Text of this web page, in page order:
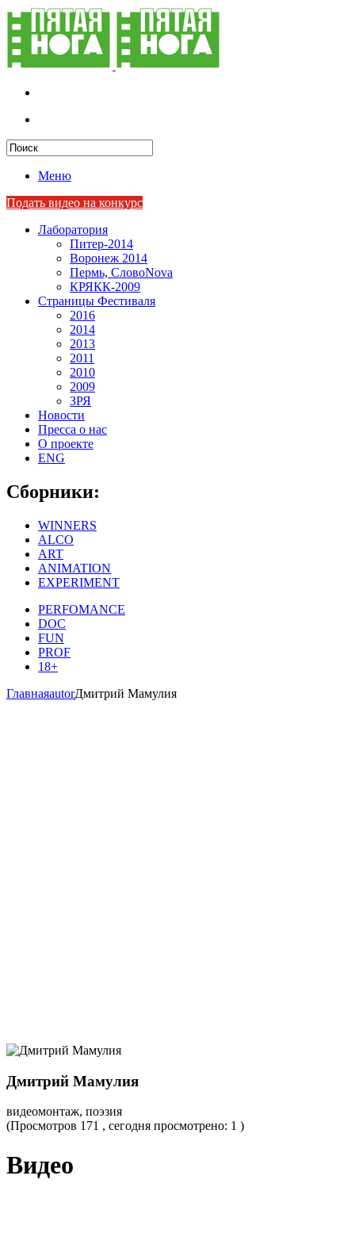
Меню
Подать видео на конкурс
Лаборатория
Питер-2014
Воронеж 2014
Пермь, СловоNova
КРЯКК-2009
Страницы Фестиваля
2016
2014
2013
2011
2010
2009
ЗРЯ
Новости
Пресса о нас
О проекте
ENG
Сборники:
WINNERS
ALCO
ART
ANIMATION
EXPERIMENT
PERFOMANCE
DOC
FUN
PROF
18+
ГлавнаяautorДмитрий Мамулия
Дмитрий Мамулия
видеомонтаж, поэзия
(Просмотров 171 , сегодня просмотрено: 1 )
Видео